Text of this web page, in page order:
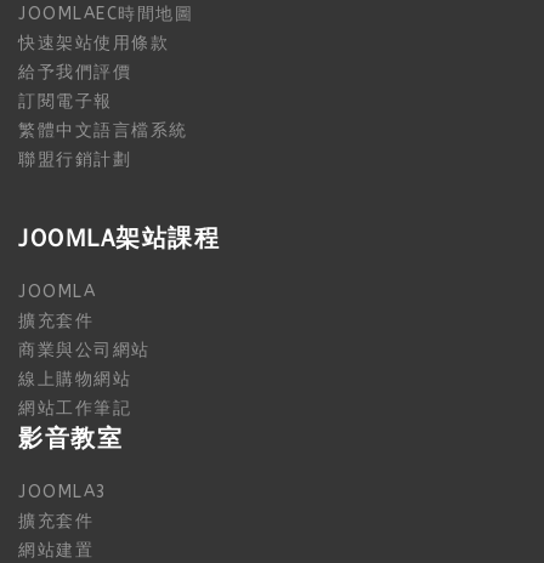
JOOMLAEC時間地圖
快速架站使用條款
給予我們評價
訂閱電子報
繁體中文語言檔系統
聯盟行銷計劃
JOOMLA架站課程
JOOMLA
擴充套件
商業與公司網站
線上購物網站
網站工作筆記
影音教室
JOOMLA3
擴充套件
網站建置